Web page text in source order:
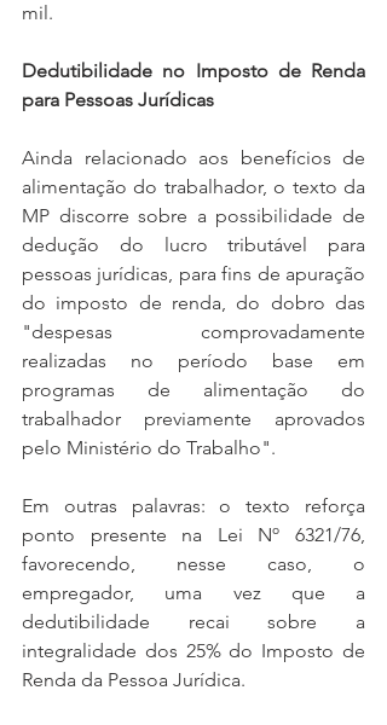
mil.
Dedutibilidade no Imposto de Renda
para Pessoas Jurídicas
Ainda relacionado aos benefícios de
alimentação do trabalhador, o texto da
MP discorre sobre a possibilidade de
dedução do lucro tributável para
pessoas jurídicas, para fins de apuração
do imposto de renda, do dobro das
"despesas comprovadamente
realizadas no período base em
programas de alimentação do
trabalhador previamente aprovados
pelo Ministério do Trabalho".
Em outras palavras: o texto reforça
ponto presente na Lei Nº 6321/76,
favorecendo, nesse caso, o
empregador, uma vez que a
dedutibilidade recai sobre a
integralidade dos 25% do Imposto de
Renda da Pessoa Jurídica.